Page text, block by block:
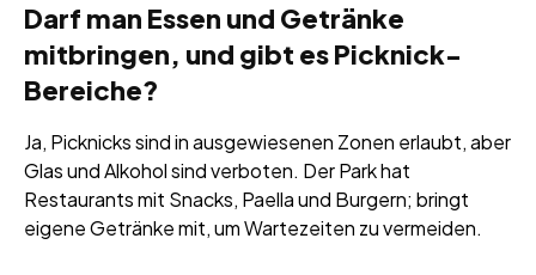
Darf man Essen und Getränke
mitbringen, und gibt es Picknick-
Bereiche?
Ja, Picknicks sind in ausgewiesenen Zonen erlaubt, aber
Glas und Alkohol sind verboten. Der Park hat
Restaurants mit Snacks, Paella und Burgern; bringt
eigene Getränke mit, um Wartezeiten zu vermeiden.